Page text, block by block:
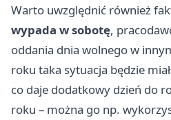
Warto uwzględnić również
wypada w sobotę,
oddania dnia wolnego w
roku taka sytuacja będzie
co daje dodatkowy dzień do
roku – można go np.